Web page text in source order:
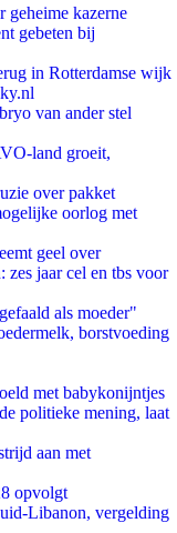
geheime kazerne
gebeten bij
in Rotterdamse wijk
van ander stel
land groeit,
over pakket
oorlog met
geel over
zes jaar cel en tbs voor
als moeder"
borstvoeding
met babykonijntjes
politieke mening, laat
aan met
opvolgt
Libanon, vergelding